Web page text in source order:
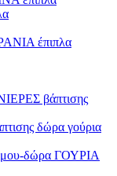
έπιπλα
βάπτισης
δώρα γούρια
δώρα ΓΟΥΡΙΑ